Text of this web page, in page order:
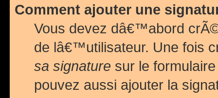
Comment ajouter une
Vous devez dâ€™abord
de lâ€™utilisateur. Une fois
sa signature sur le
pouvez aussi ajouter la